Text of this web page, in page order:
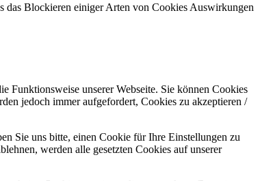
das Blockieren einiger Arten von Cookies Auswirkungen
Funktionsweise unserer Webseite. Sie können Cookies
jedoch immer aufgefordert, Cookies zu akzeptieren /
Sie uns bitte, einen Cookie für Ihre Einstellungen zu
werden alle gesetzten Cookies auf unserer